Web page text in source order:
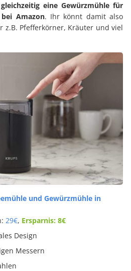
eine Gewürzmühle für
Amazon. Ihr könnt damit also
z.B. Pfefferkörner, Kräuter und viel
und Gewürzmühle in
29€, Ersparnis: 8€
Design
Messern